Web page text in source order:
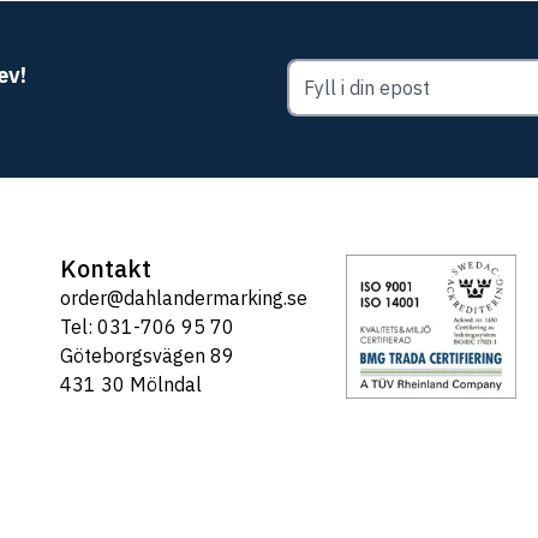
Kontakt
order@dahlandermarking.se
Tel: 031-706 95 70
Göteborgsvägen 89
431 30 Mölndal